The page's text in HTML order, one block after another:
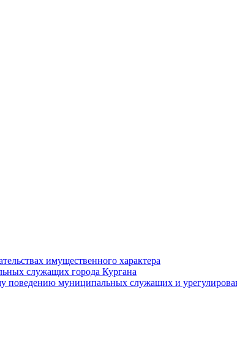
имущественного характера
служащих города Кургана
поведению муниципальных служащих и